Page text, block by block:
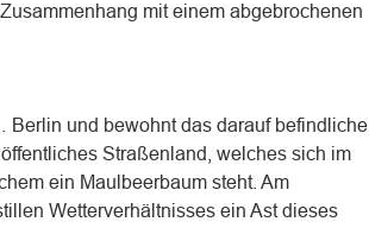
mit einem abgebrochenen
und bewohnt das darauf befindliche
Straßenland, welches sich im
ein Maulbeerbaum steht. Am
Wetterverhältnisses ein Ast dieses